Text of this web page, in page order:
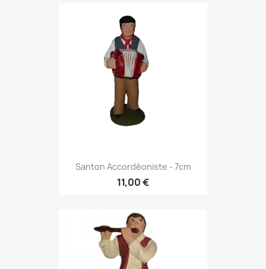
Santon Accordéoniste - 7cm
11,00 €